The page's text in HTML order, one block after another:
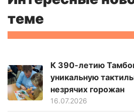
теме
К 390-летию
уникальную
незрячих горожан
16.07.2026